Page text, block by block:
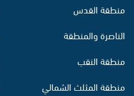
منطقة القدس
الناصرة والمنطقة
منطقة النقب
منطقة المثلث الشمالي